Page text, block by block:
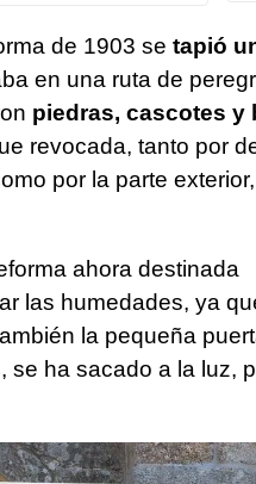
de 1903 se tapió
en una ruta de
piedras, cascotes y
revocada, tanto por
por la parte
ahora destinada
las humedades, ya
la pequeña
se ha sacado a la luz,